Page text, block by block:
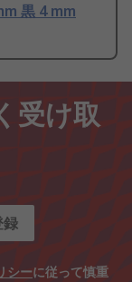
黒 4 mm
受け取
録
シーに従って慎重